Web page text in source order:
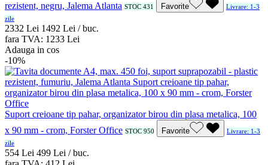
rezistent, negru, Jalema Atlanta STOC 431 Favorite
Livrare: 1-3
zile
2332 Lei 1492 Lei / buc.
fara TVA: 1233 Lei
Adauga in cos
-10%
Suport creioane tip pahar, organizator birou din plasa metalica, 100
x 90 mm - crom, Forster Office STOC 950 Favorite
Livrare: 1-3
zile
554 Lei 499 Lei / buc.